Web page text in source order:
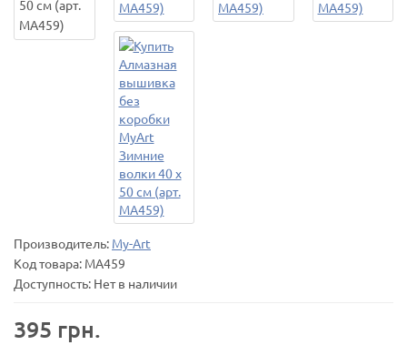
Производитель: My-Art
Код товара: MA459
Доступность: Нет в наличии
395 грн.